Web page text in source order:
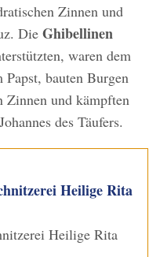
Zinnen und
Die Ghibellinen
waren dem
Papst, bauten Burgen
Zinnen und kämpften
des Täufers.
Heilige Rita
Heilige Rita